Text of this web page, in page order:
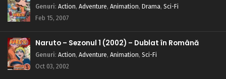
Genuri: Action, Adventure, Animation, Drama, Sci-Fi
Feb 15, 2007
Naruto – Sezonul 1 (2002) – Dublat în Română
Genuri: Action, Adventure, Animation, Sci-Fi
Oct 03, 2002